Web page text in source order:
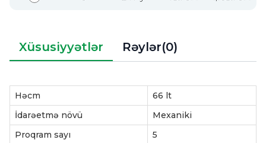
Xüsusiyyətlər Rəylər(0)
Həcm
66 lt
İdarəetmə növü
Mexaniki
Proqram sayı
5